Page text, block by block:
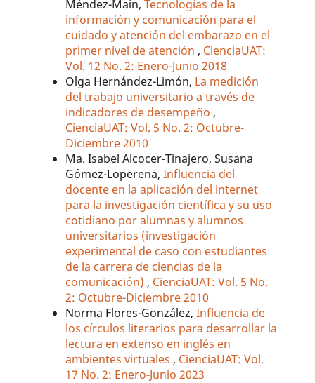
Méndez-Main,Tecnologías de la
información y comunicación para el
cuidado y atención del embarazo en el
primer nivel de atención , CienciaUAT:
Vol. 12 No. 2: Enero-Junio 2018
Olga Hernández-Limón, La medición
del trabajo universitario a través de
indicadores de desempeño ,
CienciaUAT: Vol. 5 No. 2: Octubre-
Diciembre 2010
Ma. Isabel Alcocer-Tinajero, Susana
Gómez-Loperena,Influencia del
docente en la aplicación del internet
para la investigación científica y su uso
cotidiano por alumnas y alumnos
universitarios (investigación
experimental de caso con estudiantes
de la carrera de ciencias de la
comunicación) , CienciaUAT: Vol. 5 No.
2: Octubre-Diciembre 2010
Norma Flores-González,Influencia de
los círculos literarios para desarrollar la
lectura en extenso en inglés en
ambientes virtuales , CienciaUAT: Vol.
17 No. 2: Enero-Junio 2023